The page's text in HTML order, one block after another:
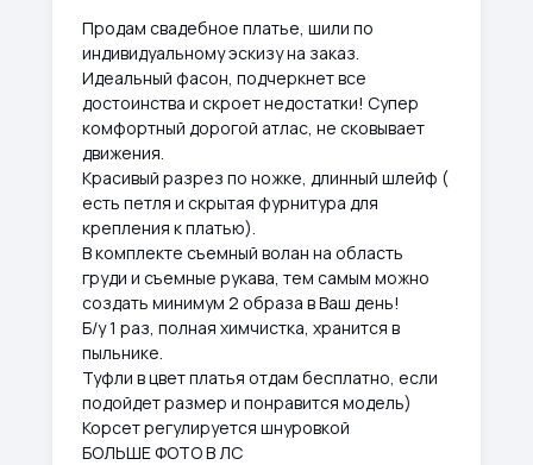
Продам свадебное платье, шили по
индивидуальному эскизу на заказ.
Идеальный фасон, подчеркнет все
достоинства и скроет недостатки! Супер
комфортный дорогой атлас, не сковывает
движения.
Красивый разрез по ножке, длинный шлейф (
есть петля и скрытая фурнитура для
крепления к платью).
В комплекте съемный волан на область
груди и съемные рукава, тем самым можно
создать минимум 2 образа в Ваш день!
Б/у 1 раз, полная химчистка, хранится в
пыльнике.
Туфли в цвет платья отдам бесплатно, если
подойдет размер и понравится модель)
Корсет регулируется шнуровкой
БОЛЬШЕ ФОТО В ЛС